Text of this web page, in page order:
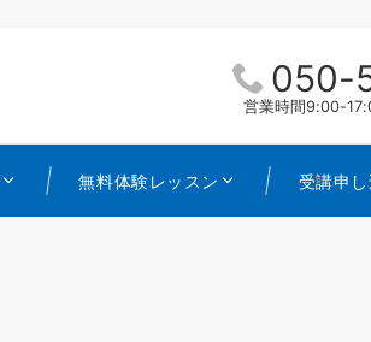
050-
営業時間9:00-
無料体験レッスン 受講申